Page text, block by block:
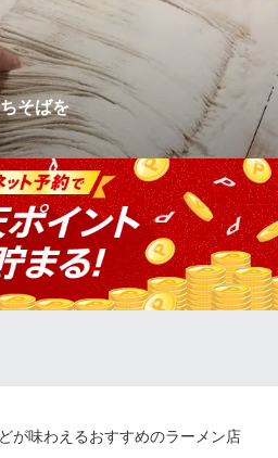
系を長時間煮込んだ特製スープは癖
ハマる激辛スープ
ビル1F
そばを
ヶ宿産の蕎麦を店内の石臼にて自
、打ちたて、あげたてのお蕎麦を
粉１００％の十割手打ち蕎麦で
徒歩7分
が味わえるおすすめのラーメン店